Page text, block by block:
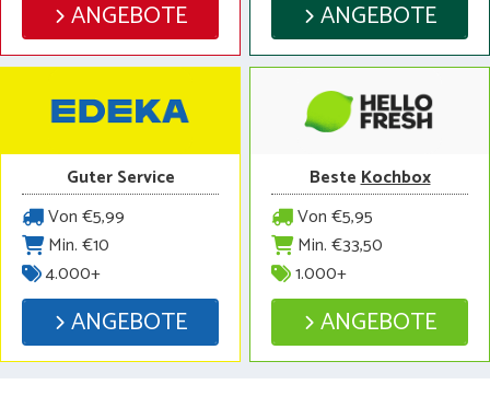
ANGEBOTE ANGEBOTE
Guter Service
Von €5,99
Min. €10
4.000+
ANGEBOTE
BesteKochbox
Von €5,95
Min. €33,50
1.000+
ANGEBOTE